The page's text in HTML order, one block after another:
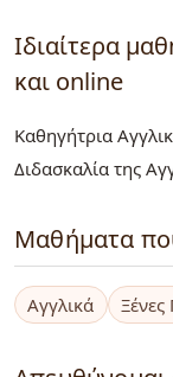
Ιδιαίτερα
και online
Καθηγήτρια
Διδασκαλία της
Μαθήματα
Αγγλικά